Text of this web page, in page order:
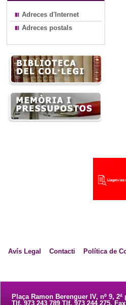
Adreces d'Internet
Adreces postals
Avís Legal Contacti Política de
Plaça Ramon Berenguer IV, nº 9, 2ª
Tlf. 973 243 789 Tlf. 973 244 275.